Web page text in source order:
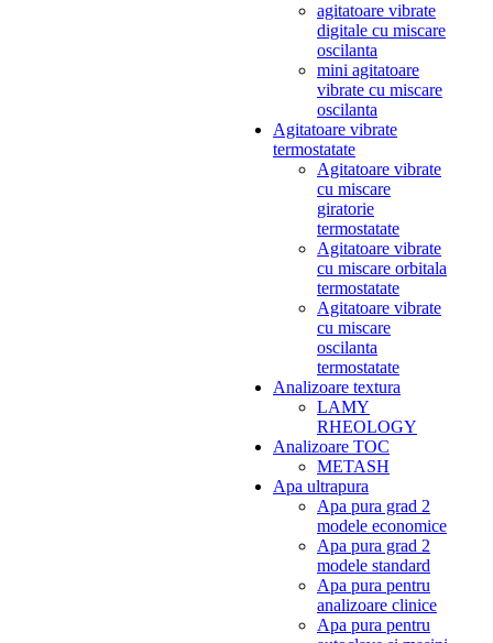
agitatoare vibrate
digitale cu miscare
oscilanta
mini agitatoare
vibrate cu miscare
oscilanta
Agitatoare vibrate
termostatate
Agitatoare vibrate
cu miscare
giratorie
termostatate
Agitatoare vibrate
cu miscare orbitala
termostatate
Agitatoare vibrate
cu miscare
oscilanta
termostatate
Analizoare textura
LAMY
RHEOLOGY
Analizoare TOC
METASH
Apa ultrapura
Apa pura grad 2
modele economice
Apa pura grad 2
modele standard
Apa pura pentru
analizoare clinice
Apa pura pentru